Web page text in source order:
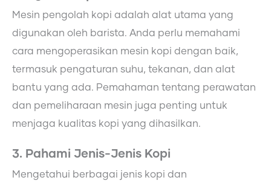
Mesin pengolah kopi adalah alat utama yang
digunakan oleh barista. Anda perlu memahami
cara mengoperasikan mesin kopi dengan baik,
termasuk pengaturan suhu, tekanan, dan alat
bantu yang ada. Pemahaman tentang perawatan
dan pemeliharaan mesin juga penting untuk
menjaga kualitas kopi yang dihasilkan.
3. Pahami Jenis-Jenis Kopi
Mengetahui berbagai jenis kopi dan